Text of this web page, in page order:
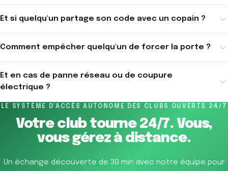
Et si quelqu'un partage son code avec un copain ?
Comment empêcher quelqu'un de forcer la porte ?
Et en cas de panne réseau ou de coupure
électrique ?
LE SYSTÈME D'ACCÈS AUTONOME DES CLUBS OUVERTS 24/7
Votre club tourne 24/7. Vous,
vous gérez à distance.
Un échange découverte de 30 min avec notre équipe pour